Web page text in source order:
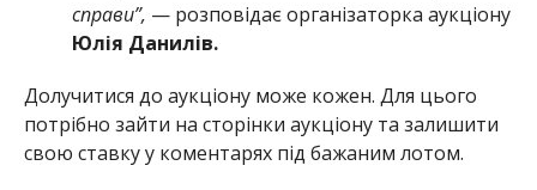
справи”, — розповідає організаторка аукціону
Юлія Данилів.
Долучитися до аукціону може кожен. Для цього
потрібно зайти на сторінки аукціону та залишити
свою ставку у коментарях під бажаним лотом.